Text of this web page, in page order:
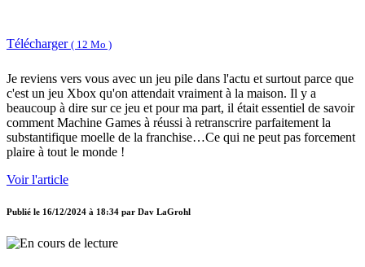
Télécharger ( 12 Mo )
Je reviens vers vous avec un jeu pile dans l'actu et surtout parce que
c'est un jeu Xbox qu'on attendait vraiment à la maison. Il y a
beaucoup à dire sur ce jeu et pour ma part, il était essentiel de savoir
comment Machine Games à réussi à retranscrire parfaitement la
substantifique moelle de la franchise…Ce qui ne peut pas forcement
plaire à tout le monde !
Voir l'article
Publié le 16/12/2024 à 18:34 par Dav LaGrohl